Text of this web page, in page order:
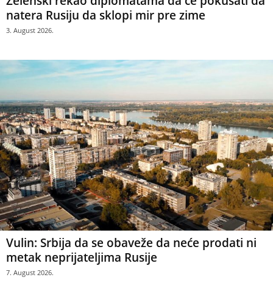
natera Rusiju da sklopi mir pre zime
3. August 2026.
Vulin: Srbija da se obaveže da neće prodati ni
metak neprijateljima Rusije
7. August 2026.